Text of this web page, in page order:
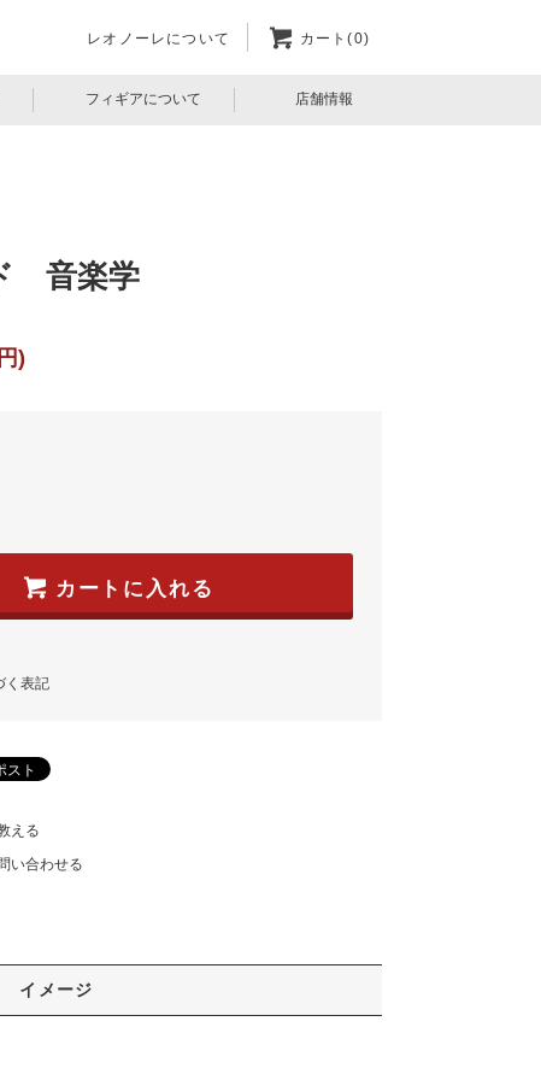
レオノーレについて カート(0)
フィギアについて 店舗情報
音楽学
)
カートに入れる
く表記
える
い合わせる
イメージ